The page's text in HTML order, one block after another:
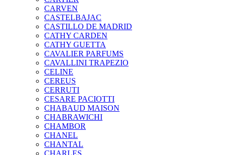
CARVEN
CASTELBAJAC
CASTILLO DE MADRID
CATHY CARDEN
CATHY GUETTA
CAVALIER PARFUMS
CAVALLINI TRAPEZIO
CELINE
CEREUS
CERRUTI
CESARE PACIOTTI
CHABAUD MAISON
CHABRAWICHI
CHAMBOR
CHANEL
CHANTAL
CHARLES